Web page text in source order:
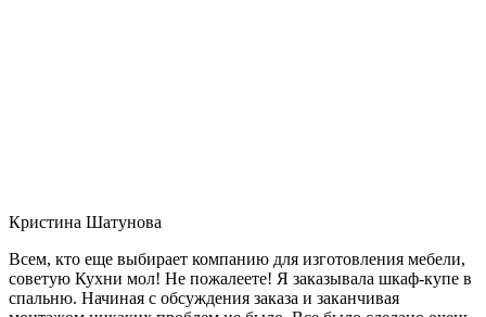
Кристина Шатунова
Всем, кто еще выбирает компанию для изготовления мебели,
советую Кухни мол! Не пожалеете! Я заказывала шкаф-купе в
спальню. Начиная с обсуждения заказа и заканчивая